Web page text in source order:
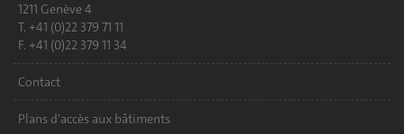
1211 Genève 4
T. +41 (0)22 379 71 11
F. +41 (0)22 379 11 34
Contact
Plans d'accès aux bâtiments